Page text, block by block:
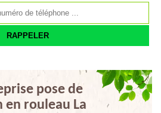
pose de
en rouleau La